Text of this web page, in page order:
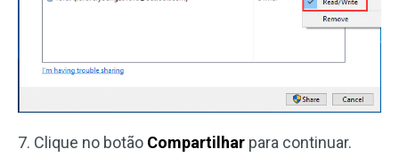
7. Clique no botão Compartilhar para continuar.